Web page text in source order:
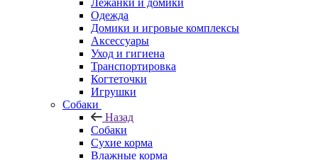
Лежанки и домики
Одежда
Домики и игровые комплексы
Аксессуары
Уход и гигиена
Транспортировка
Когтеточки
Игрушки
Собаки
Назад
Собаки
Сухие корма
Влажные корма